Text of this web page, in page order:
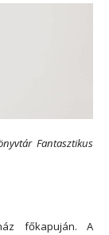
Fantasztikus
főkapuján. A